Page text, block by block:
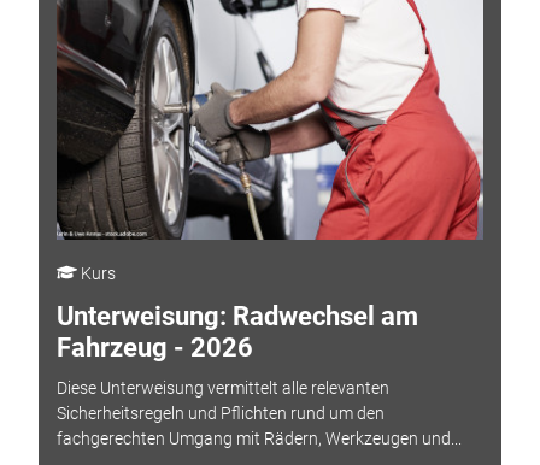
Kurs
Unterweisung: Radwechsel am
Fahrzeug - 2026
Diese Unterweisung vermittelt alle relevanten
Sicherheitsregeln und Pflichten rund um den
fachgerechten Umgang mit Rädern, Werkzeugen und...